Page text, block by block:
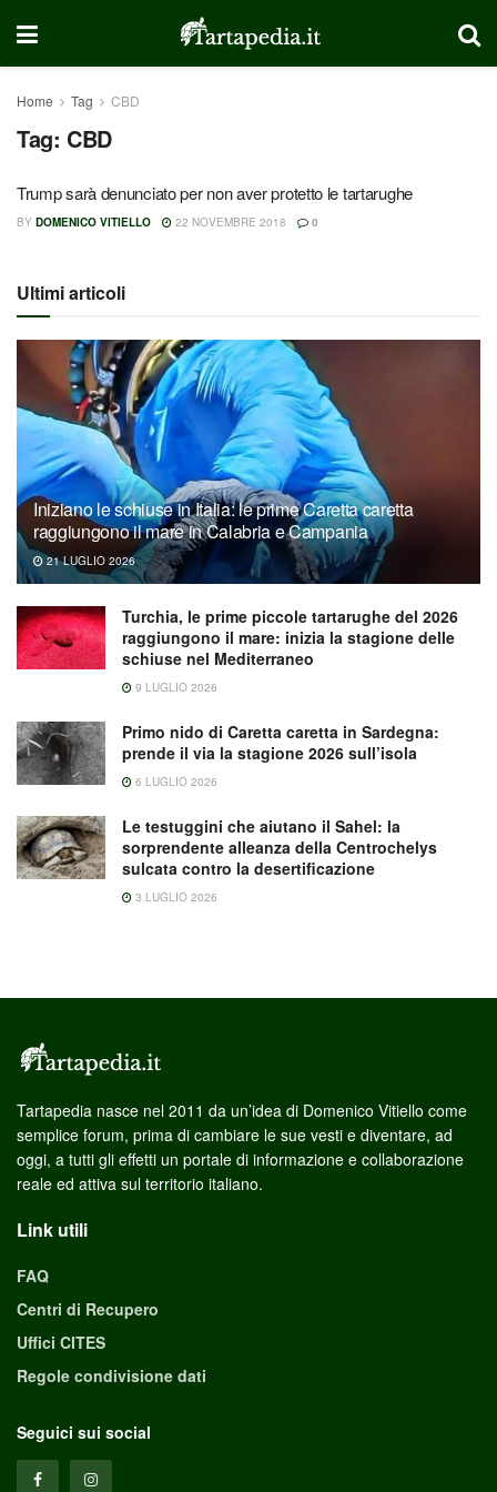
Home Tag CBD
Tag: CBD
Trump sarà denunciato per non aver protetto le tartarughe
BY DOMENICO VITIELLO 22 NOVEMBRE 2018 0
Ultimi articoli
Iniziano le schiuse in Italia: le prime Caretta caretta
raggiungono il mare in Calabria e Campania
21 LUGLIO 2026
Turchia, le prime piccole tartarughe del 2026
raggiungono il mare: inizia la stagione delle
schiuse nel Mediterraneo
9 LUGLIO 2026
Primo nido di Caretta caretta in Sardegna:
prende il via la stagione 2026 sull’isola
6 LUGLIO 2026
Le testuggini che aiutano il Sahel: la
sorprendente alleanza della Centrochelys
sulcata contro la desertificazione
3 LUGLIO 2026
Tartapedia nasce nel 2011 da un’idea di Domenico Vitiello come
semplice forum, prima di cambiare le sue vesti e diventare, ad
oggi, a tutti gli effetti un portale di informazione e collaborazione
reale ed attiva sul territorio italiano.
Link utili
FAQ
Centri di Recupero
Uffici CITES
Regole condivisione dati
Seguici sui social